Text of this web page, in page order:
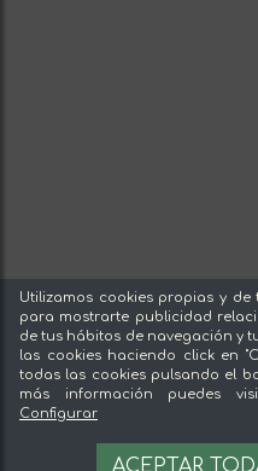
Utilizamos cookies propias y
para mostrarte publicidad
de tus hábitos de navegación y
las cookies haciendo click en
todas las cookies pulsando el
más información puedes
Configurar
ACEPTAR